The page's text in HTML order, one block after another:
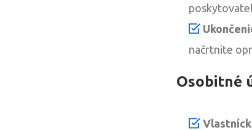
načrtnite
Osobitné